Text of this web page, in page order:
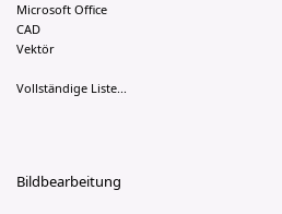
Microsoft Office
CAD
Vektör
Vollständige Liste...
Bildbearbeitung